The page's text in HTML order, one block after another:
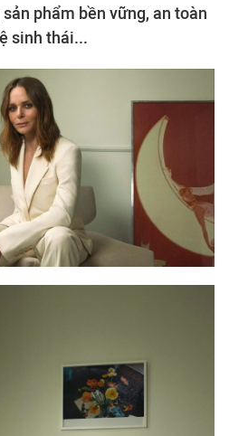
phẩm bền vững, an toàn
sinh thái...